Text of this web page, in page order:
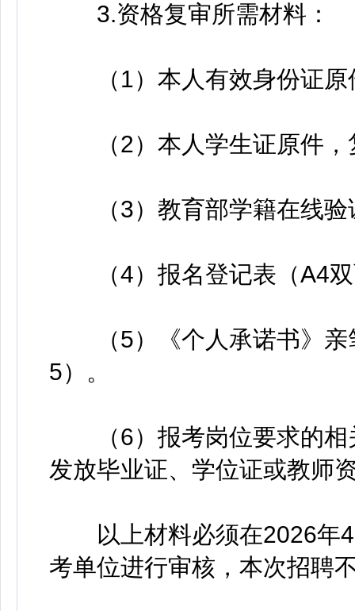
3.资格复审所需材料：
（1）本人有效身份证原
（2）本人学生证原件，
（3）教育部学籍在线验
（4）报名登记表（A4双
（5）《个人承诺书》亲
5）。
（6）报考岗位要求的相
发放毕业证、学位证或教师
以上材料必须在2026年4
考单位进行审核，本次招聘